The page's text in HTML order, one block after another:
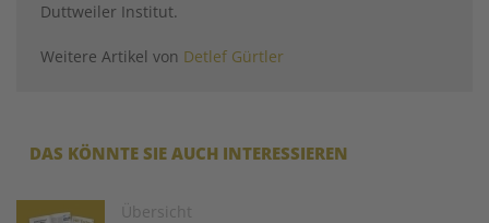
Duttweiler Institut.
Weitere Artikel von Detlef Gürtler
DAS KÖNNTE SIE AUCH INTERESSIEREN
Übersicht
Image